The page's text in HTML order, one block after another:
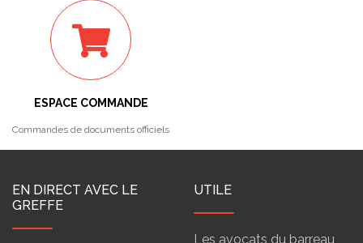
ESPACE COMMANDE
Commandes de documents officiels
EN DIRECT AVEC LE
GREFFE
UTILE
Les avocats du barreau